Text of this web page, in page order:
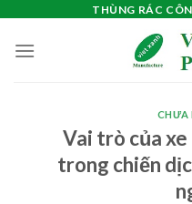
content
THÙNG RÁC
CHƯA
Vai trò của
trong chiến